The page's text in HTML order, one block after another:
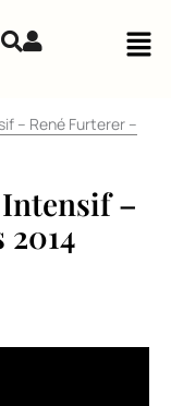
– René Furterer –
–